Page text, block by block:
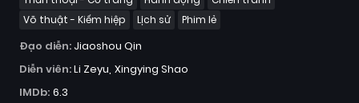
Võ thuật - Kiếm hiệp
Lịch sử Phim lẻ
Đạo diễn: Jiaoshou Qin
Diễn viên:Li Zeyu Xingying Shao
IMDb: 6.3